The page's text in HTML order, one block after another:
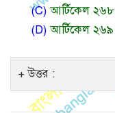
(C)আর্টিকেল ২৬৮
(D)আর্টিকেল ২৬৯
উত্তর :